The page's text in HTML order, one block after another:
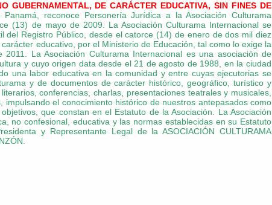
GUBERNAMENTAL, DE CARÁCTER EDUCATIVA, SIN FINES DE
reconoce Personería Jurídica a la Asociación Culturama
(13) de mayo de 2009.
La Asociación Culturama Internacional se
Registro Público, desde el catorce (14) de enero de dos mil diez
educativo, por el Ministerio de Educación, tal como lo exige la
La Asociación Culturama Internacional es una asociación de
y cuyo origen data desde el 21 de agosto de 1988, en la ciudad
una labor educativa en la comunidad y entre cuyas ejecutorias se
y de documentos de carácter histórico, geográfico, turístico y
conferencias, charlas, presentaciones teatrales y musicales,
el conocimiento histórico de nuestros antepasados como
que constan en el Estatuto de la Asociación.
La Asociación
no confesional, educativa y las normas establecidas en su Estatuto
y Representante Legal de la ASOCIACIÓN CULTURAMA